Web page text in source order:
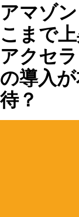
アマゾ
こまで
アクセ
の導入
待？